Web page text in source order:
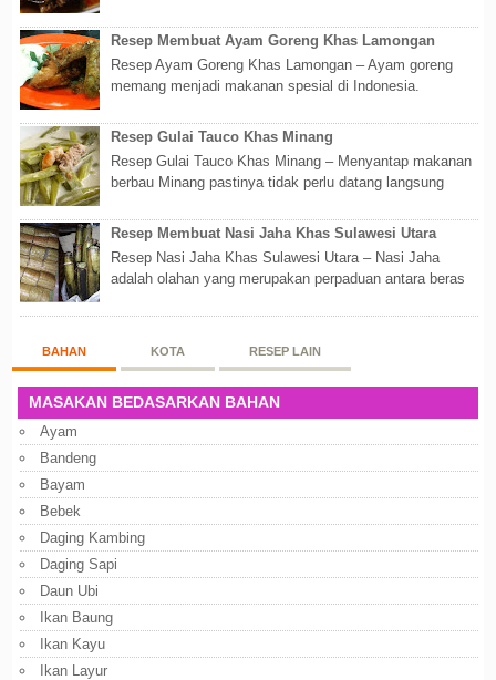
Resep Membuat Ayam Goreng Khas Lamongan
Resep Ayam Goreng Khas Lamongan – Ayam goreng
memang menjadi makanan spesial di Indonesia.
Resep Gulai Tauco Khas Minang
Resep Gulai Tauco Khas Minang – Menyantap makanan
berbau Minang pastinya tidak perlu datang langsung
Resep Membuat Nasi Jaha Khas Sulawesi Utara
Resep Nasi Jaha Khas Sulawesi Utara – Nasi Jaha
adalah olahan yang merupakan perpaduan antara beras
BAHAN KOTA RESEP LAIN
MASAKAN BEDASARKAN BAHAN
Ayam
Bandeng
Bayam
Bebek
Daging Kambing
Daging Sapi
Daun Ubi
Ikan Baung
Ikan Kayu
Ikan Layur